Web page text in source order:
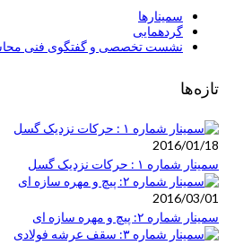
سمینارها
گردهمایی
نشست تخصصی و گفتگوی فنی
تازه‌ها
2016/01/18
سمینار شماره ۱ : حرکات نزدیک گسل
2016/03/01
سمینار شماره ۲: پیچ و مهره سازه ای